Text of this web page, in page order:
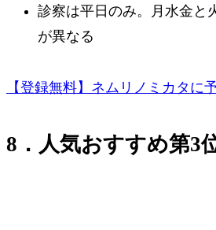
診察は平日のみ。月水金と
が異なる
【登録無料】ネムリノミカタ
8．人気おすすめ第3